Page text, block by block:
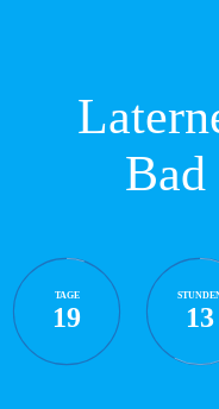
Bad
TAGE
19 13